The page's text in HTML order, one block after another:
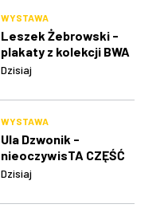
WYSTAWA
Leszek Żebrowski -
plakaty z kolekcji BWA
w Rzeszowie
Dzisiaj
WYSTAWA
Ula Dzwonik -
nieoczywisTA CZĘŚĆ
ZAPISU
Dzisiaj